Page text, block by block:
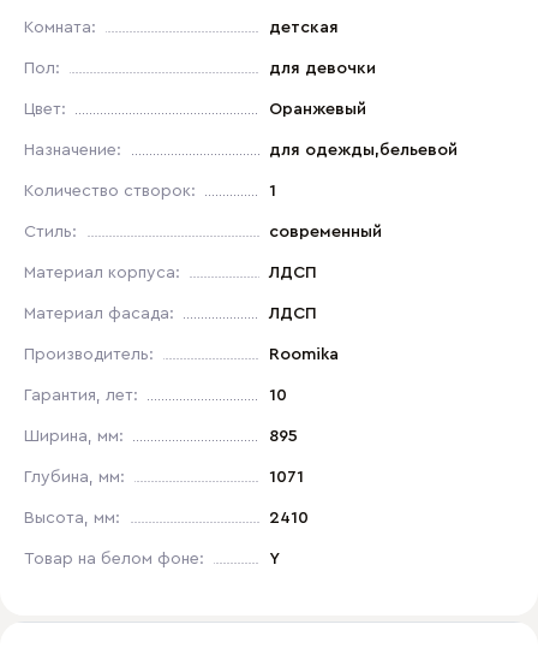
Комната: детская
Пол: для девочки
Цвет: Оранжевый
Назначение: для одежды,бельевой
Количество створок: 1
Стиль: современный
Материал корпуса: ЛДСП
Материал фасада: ЛДСП
Производитель: Roomika
Гарантия, лет: 10
Ширина, мм: 895
Глубина, мм: 1071
Высота, мм: 2410
Товар на белом фоне: Y